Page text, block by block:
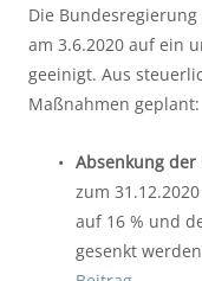
Die
am 3.6.2020 auf ein
geeinigt. Aus
Maßnahmen geplant:
Absenkung der
zum
auf 16 % und
gesenkt